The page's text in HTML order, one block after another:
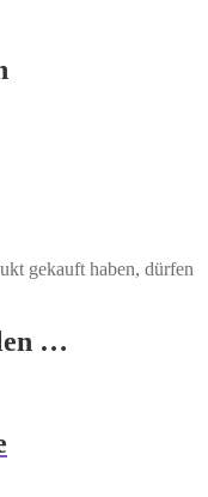
gekauft haben, dürfen
…